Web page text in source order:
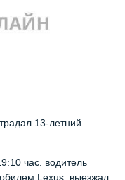
13-летний
час. водитель
Lexus, выезжал